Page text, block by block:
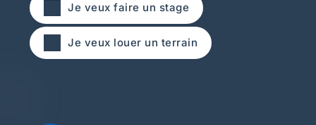
Je veux faire un stage
Je veux louer un terrain